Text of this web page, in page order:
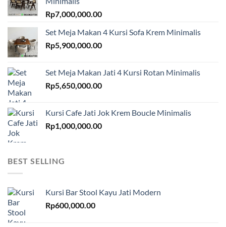
Rp7,000,000.00
Set Meja Makan 4 Kursi Sofa Krem Minimalis
Rp5,900,000.00
Set Meja Makan Jati 4 Kursi Rotan Minimalis
Rp5,650,000.00
Kursi Cafe Jati Jok Krem Boucle Minimalis
Rp1,000,000.00
BEST SELLING
Kursi Bar Stool Kayu Jati Modern
Rp600,000.00